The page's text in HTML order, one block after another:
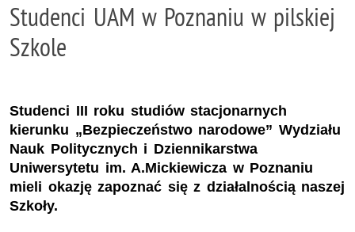
Studenci UAM w Poznaniu w pilskiej
Szkole
Studenci III roku studiów stacjonarnych
kierunku „Bezpieczeństwo narodowe” Wydziału
Nauk Politycznych i Dziennikarstwa
Uniwersytetu im. A.Mickiewicza w Poznaniu
mieli okazję zapoznać się z działalnością naszej
Szkoły.